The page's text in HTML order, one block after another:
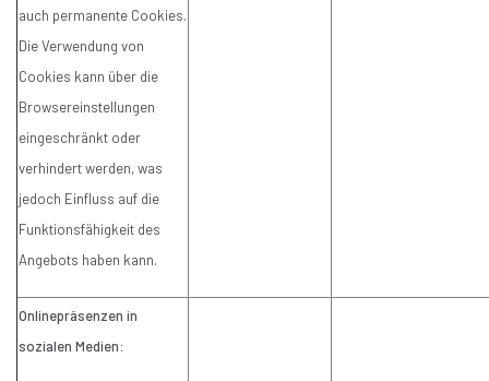
auch permanente Cookies.
Die Verwendung von
Cookies kann über die
Browsereinstellungen
eingeschränkt oder
verhindert werden, was
jedoch Einfluss auf die
Funktionsfähigkeit des
Angebots haben kann.
Onlinepräsenzen in
sozialen Medien: